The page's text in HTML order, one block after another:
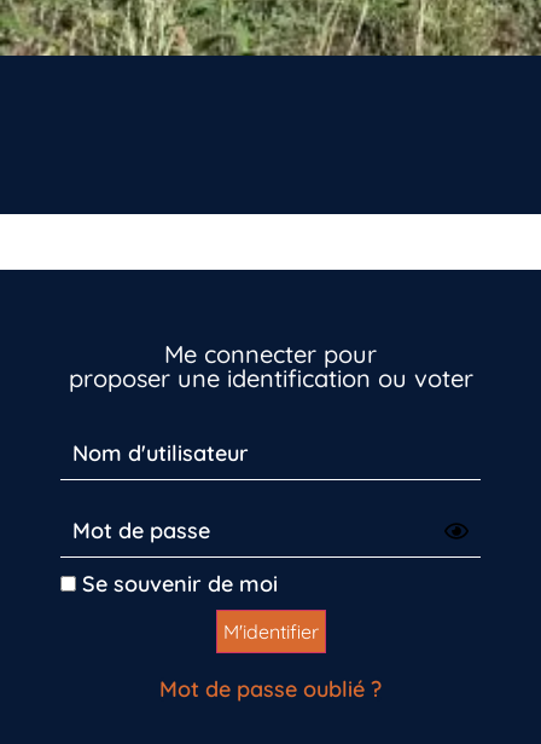
Me connecter pour
proposer une identification ou voter
Se souvenir de moi
Mot de passe oublié ?
Inscrivez-vous dès maintenant